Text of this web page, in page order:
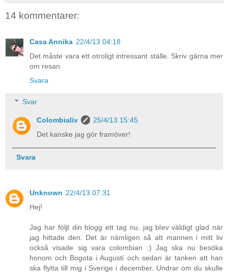
14 kommentarer:
Casa Annika 22/4/13 04:18
Det måste vara ett otroligt intressant ställe. Skriv gärna mer
om resan.
Svara
Svar
Colombialiv
25/4/13 15:45
Det kanske jag gör framöver!
Svara
Unknown 22/4/13 07:31
Hej!
Jag har följt din blogg ett tag nu, jag blev väldigt glad när
jag hittade den. Det är nämligen så att mannen i mitt liv
också visade sig vara colombian :) Jag ska nu besöka
honom och Bogota i Augusti och sedan är tanken att han
ska flytta till mig i Sverige i december. Undrar om du skulle